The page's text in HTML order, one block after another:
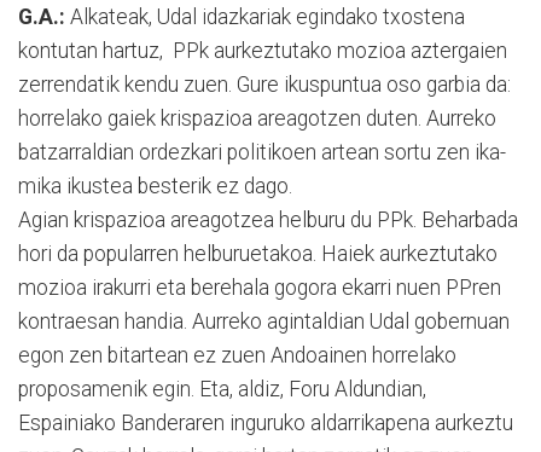
G.A.: Alkateak, Udal idazkariak egindako txostena
kontutan hartuz, PPk aurkeztutako mozioa aztergaien
zerrendatik kendu zuen. Gure ikuspuntua oso garbia da:
horrelako gaiek krispazioa areagotzen duten. Aurreko
batzarraldian ordezkari politikoen artean sortu zen ika-
mika ikustea besterik ez dago.
Agian krispazioa areagotzea helburu du PPk. Beharbada
hori da popularren helburuetakoa. Haiek aurkeztutako
mozioa irakurri eta berehala gogora ekarri nuen PPren
kontraesan handia. Aurreko agintaldian Udal gobernuan
egon zen bitartean ez zuen Andoainen horrelako
proposamenik egin. Eta, aldiz, Foru Aldundian,
Espainiako Banderaren inguruko aldarrikapena aurkeztu